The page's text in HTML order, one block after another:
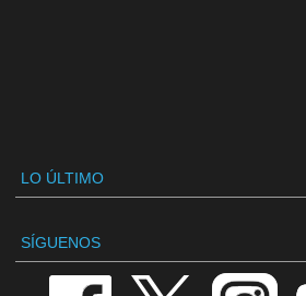
LO ÚLTIMO
SÍGUENOS